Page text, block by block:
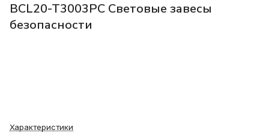
BCL20-T3003PC Световые завесы
безопасности
Характеристики